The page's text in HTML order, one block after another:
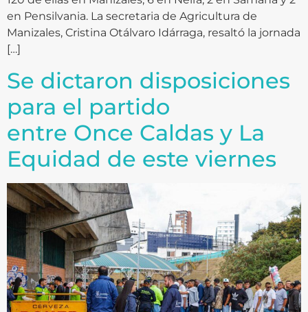
en Pensilvania. La secretaria de Agricultura de
Manizales, Cristina Otálvaro Idárraga, resaltó la jornada
[…]
Se dictaron disposiciones
para el partido
entre Once Caldas y La
Equidad de este viernes